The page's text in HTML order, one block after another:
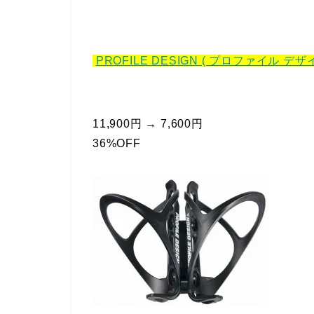
PROFILE DESIGN ( プロファイル デザ
11,900円 → 7,600円
36%OFF